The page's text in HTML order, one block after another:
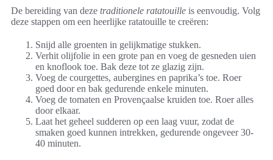
De bereiding van deze traditionele ratatouille is eenvoudig. Volg
deze stappen om een heerlijke ratatouille te creëren:
Snijd alle groenten in gelijkmatige stukken.
Verhit olijfolie in een grote pan en voeg de gesneden uien
en knoflook toe. Bak deze tot ze glazig zijn.
Voeg de courgettes, aubergines en paprika’s toe. Roer
goed door en bak gedurende enkele minuten.
Voeg de tomaten en Provençaalse kruiden toe. Roer alles
door elkaar.
Laat het geheel sudderen op een laag vuur, zodat de
smaken goed kunnen intrekken, gedurende ongeveer 30-
40 minuten.